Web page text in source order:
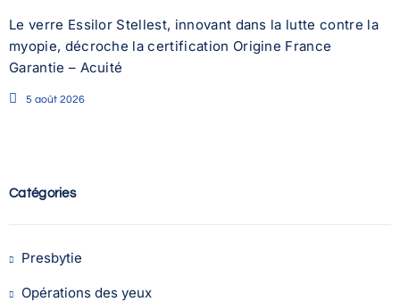
Le verre Essilor Stellest, innovant dans la lutte contre la
myopie, décroche la certification Origine France
Garantie – Acuité
5 août 2026
Catégories
Presbytie
Opérations des yeux